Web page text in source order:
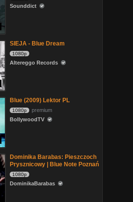
Sounddict
SIEJA - Blue Dream
1080p
Altereggo Records
Blue (2009) Lektor PL
1080p
premium
BollywoodTV
Dominika Barabas: Pieszczoch
Prysznicowy | Blue Note Poznań
1080p
DominikaBarabas